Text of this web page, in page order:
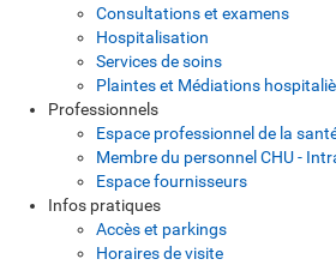
Consultations et examens
Hospitalisation
Services de soins
Plaintes et Médiations
Professionnels
Espace professionnel de la
Membre du personnel CHU -
Espace fournisseurs
Infos pratiques
Accès et parkings
Horaires de visite